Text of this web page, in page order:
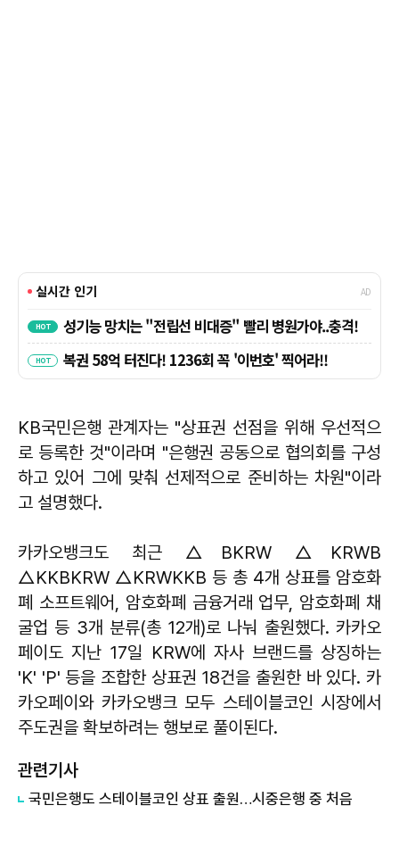
KB국민은행 관계자는 "상표권 선점을 위해 우선적으
로 등록한 것"이라며 "은행권 공동으로 협의회를 구성
하고 있어 그에 맞춰 선제적으로 준비하는 차원"이라
고 설명했다.
카카오뱅크도 최근 △BKRW △KRWB
△KKBKRW △KRWKKB 등 총 4개 상표를 암호화
폐 소프트웨어, 암호화폐 금융거래 업무, 암호화폐 채
굴업 등 3개 분류(총 12개)로 나눠 출원했다. 카카오
페이도 지난 17일 KRW에 자사 브랜드를 상징하는
'K' 'P' 등을 조합한 상표권 18건을 출원한 바 있다. 카
카오페이와 카카오뱅크 모두 스테이블코인 시장에서
주도권을 확보하려는 행보로 풀이된다.
관련기사
국민은행도 스테이블코인 상표 출원…시중은행 중 처음